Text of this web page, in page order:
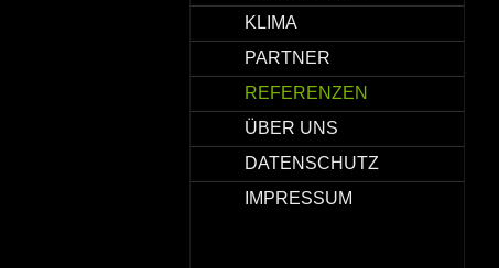
KLIMA
PARTNER
REFERENZEN
ÜBER UNS
DATENSCHUTZ
IMPRESSUM